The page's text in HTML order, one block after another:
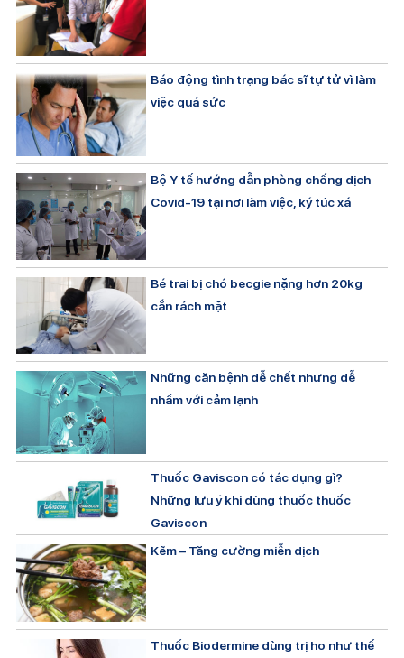
Báo động tình trạng bác sĩ tự tử vì làm
việc quá sức
Bộ Y tế hướng dẫn phòng chống dịch
Covid-19 tại nơi làm việc, ký túc xá
Bé trai bị chó becgie nặng hơn 20kg
cắn rách mặt
Những căn bệnh dễ chết nhưng dễ
nhầm với cảm lạnh
Thuốc Gaviscon có tác dụng gì?
Những lưu ý khi dùng thuốc thuốc
Gaviscon
Kẽm – Tăng cường miễn dịch
Thuốc Biodermine dùng trị ho như thế